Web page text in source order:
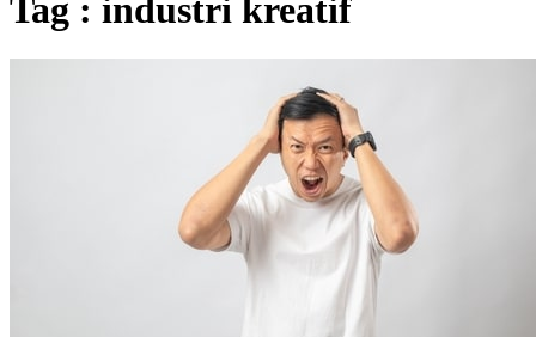
Tag : industri kreatif